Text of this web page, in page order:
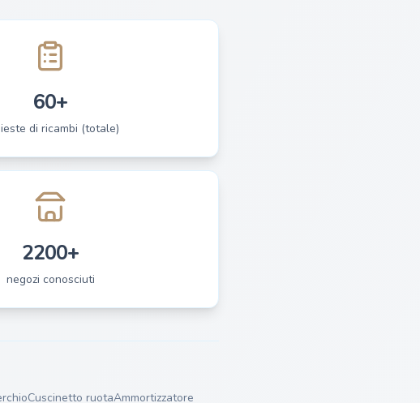
60+
di ricambi (totale)
2200+
negozi conosciuti
Cuscinetto ruotaAmmortizzatore